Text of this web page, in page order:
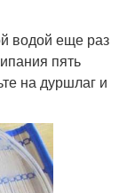
водой еще раз
пять
на дуршлаг и